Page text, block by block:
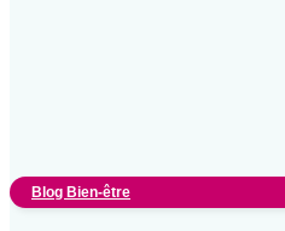
Blog Bien-être